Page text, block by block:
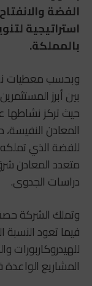
الفضة
استراتيجية
بالمملكة.
وبحسب معطيات
بين أبرز
حيث تركز نشاطها
المعادن
للفضة الذي
متعدد المعادن
دراسات الجدوى.
فيما تعود النسبة
للهيدروكاربورات
المشاريع